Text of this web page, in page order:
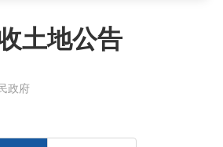
土地公告
政府